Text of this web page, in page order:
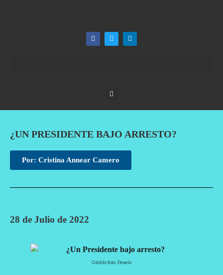
¿UN PRESIDENTE BAJO ARRESTO?
Por: Cristina Annear Camero
28 de Julio de 2022
Crédito foto: Pexels